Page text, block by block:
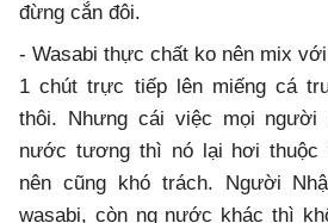
đừng cắn đôi.
- Wasabi thực chất ko nên mix
1 chút trực tiếp lên miếng cá
thôi. Nhưng cái việc mọi người
nước tương thì nó lại hơi thuộc
nên cũng khó trách. Người
wasabi, còn ng nước khác thì